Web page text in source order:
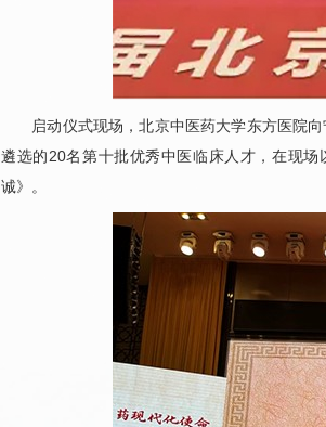
启动仪式现场，北京中医药大学东方医院向
遴选的20名第十批优秀中医临床人才，在现
诚》。